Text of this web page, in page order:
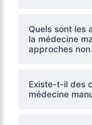
Quels sont les
la médecine
approches
Existe-t-il des
médecine